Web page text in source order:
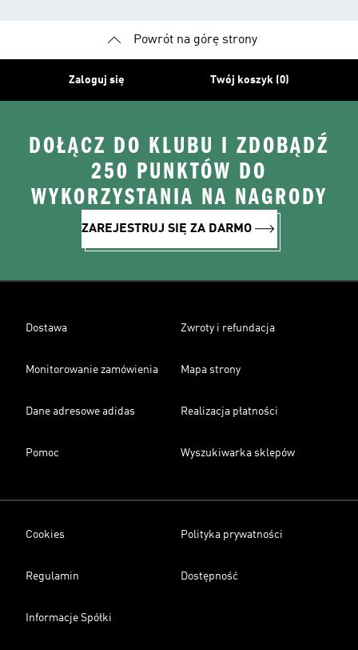
Powrót na górę strony
Zaloguj się Twój koszyk (0)
DOŁĄCZ DO KLUBU I ZDOBĄDŹ
250 PUNKTÓW DO
WYKORZYSTANIA NA NAGRODY
ZAREJESTRUJ SIĘ ZA DARMO
Dostawa Zwroty i refundacja
Monitorowanie zamówienia Mapa strony
Dane adresowe adidas Realizacja płatności
Pomoc Wyszukiwarka sklepów
Cookies Polityka prywatności
Regulamin Dostępność
Informacje Spółki